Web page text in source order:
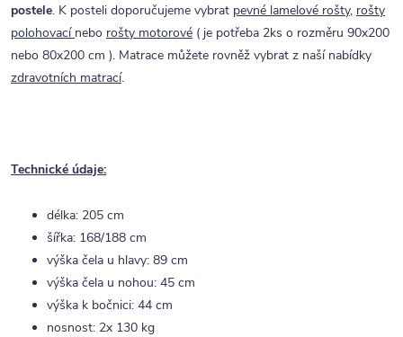
postele. K posteli doporučujeme vybrat pevné lamelové rošty, rošty
polohovací nebo rošty motorové ( je potřeba 2ks o rozměru 90x200
nebo 80x200 cm ). Matrace můžete rovněž vybrat z naší nabídky
zdravotních matrací.
Technické údaje:
délka: 205 cm
šířka: 168/188 cm
výška čela u hlavy: 89 cm
výška čela u nohou: 45 cm
výška k bočnici: 44 cm
nosnost: 2x 130 kg